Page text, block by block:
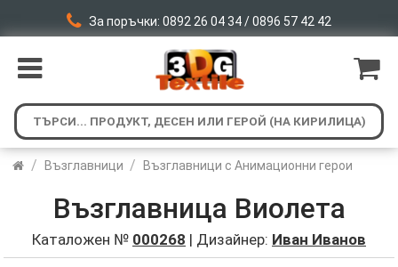
За поръчки: 0892 26 04 34 / 0896 57 42 42
/ Възглавници / Възглавници с Анимационни герои
Възглавница Виолета
Каталожен № 000268 | Дизайнер: Иван Иванов